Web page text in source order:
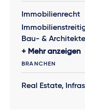
Immobilienrecht
Bau- &
Mehr anzeigen
BRANCHEN
Real Estate,